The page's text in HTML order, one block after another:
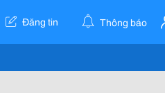
Đăng tin Thông báo